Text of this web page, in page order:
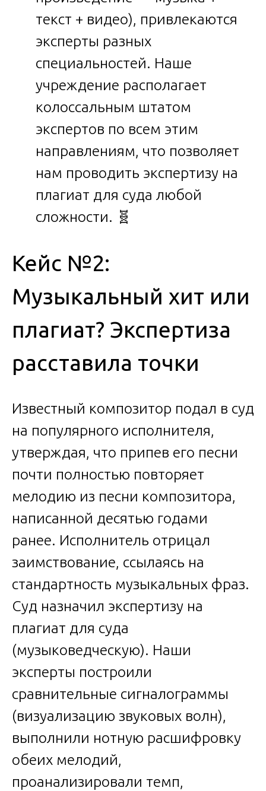
текст + видео), привлекаются
эксперты разных
специальностей. Наше
учреждение располагает
колоссальным штатом
экспертов по всем этим
направлениям, что позволяет
нам проводить экспертизу на
плагиат для суда любой
сложности. 🧬
Кейс №2:
Музыкальный хит или
плагиат? Экспертиза
расставила точки
Известный композитор подал в суд
на популярного исполнителя,
утверждая, что припев его песни
почти полностью повторяет
мелодию из песни композитора,
написанной десятью годами
ранее. Исполнитель отрицал
заимствование, ссылаясь на
стандартность музыкальных фраз.
Суд назначил экспертизу на
плагиат для суда
(музыковедческую). Наши
эксперты построили
сравнительные сигналограммы
(визуализацию звуковых волн),
выполнили нотную расшифровку
обеих мелодий,
проанализировали темп,